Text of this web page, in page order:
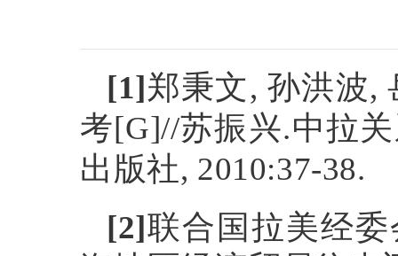
[1]郑秉文, 孙洪波,
考[G]//苏振兴.中拉
出版社, 2010:37-38.
[2]联合国拉美经委